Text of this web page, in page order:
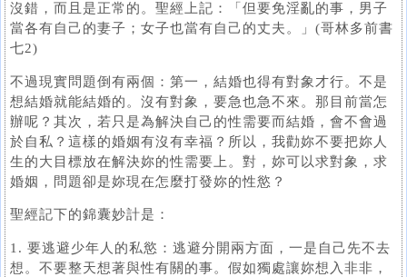
沒錯，而且是正常的。聖經上記：「但要免淫亂的事，男子
當各有自己的妻子；女子也當有自己的丈夫。」(哥林多前書
七2)
不過現實問題倒有兩個：第一，結婚也得有對象才行。不是
想結婚就能結婚的。沒有對象，要急也急不來。那目前當怎
辦呢？其次，若只是為解決自己的性需要而結婚，會不會過
於自私？這樣的婚姻有沒有幸福？所以，我勸妳不要把妳人
生的大目標放在解決妳的性需要上。對，妳可以求對象，求
婚姻，問題卻是妳現在怎麼打發妳的性慾？
聖經記下的錦囊妙計是：
1. 要逃避少年人的私慾：逃避分開兩方面，一是自己先不去
想。不要整天想著與性有關的事。假如獨處讓妳想入非非，